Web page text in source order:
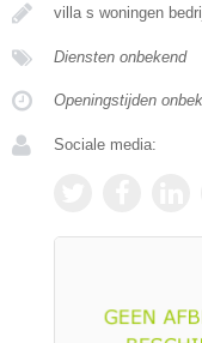
villa s woningen
Diensten onbekend
Openingstijden
Sociale media: